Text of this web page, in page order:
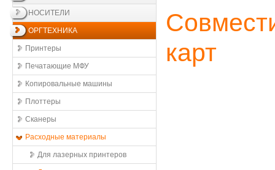
НОСИТЕЛИ
ОРГТЕХНИКА
Принтеры
Печатающие МФУ
Копировальные машины
Плоттеры
Сканеры
Расходные материалы
Для лазерных принтеров
карт